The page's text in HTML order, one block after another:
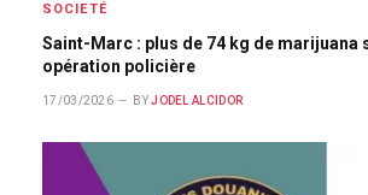
SOCIETÉ
Saint-Marc : plus de 74 kg de marijuana
opération policière
17/03/2026 BY JODEL ALCIDOR